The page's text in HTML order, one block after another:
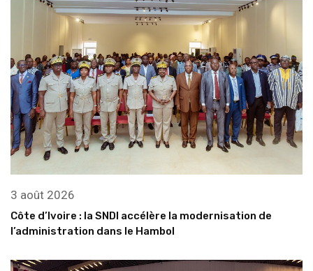
3 août 2026
Côte d’Ivoire : la SNDI accélère la modernisation de
l’administration dans le Hambol